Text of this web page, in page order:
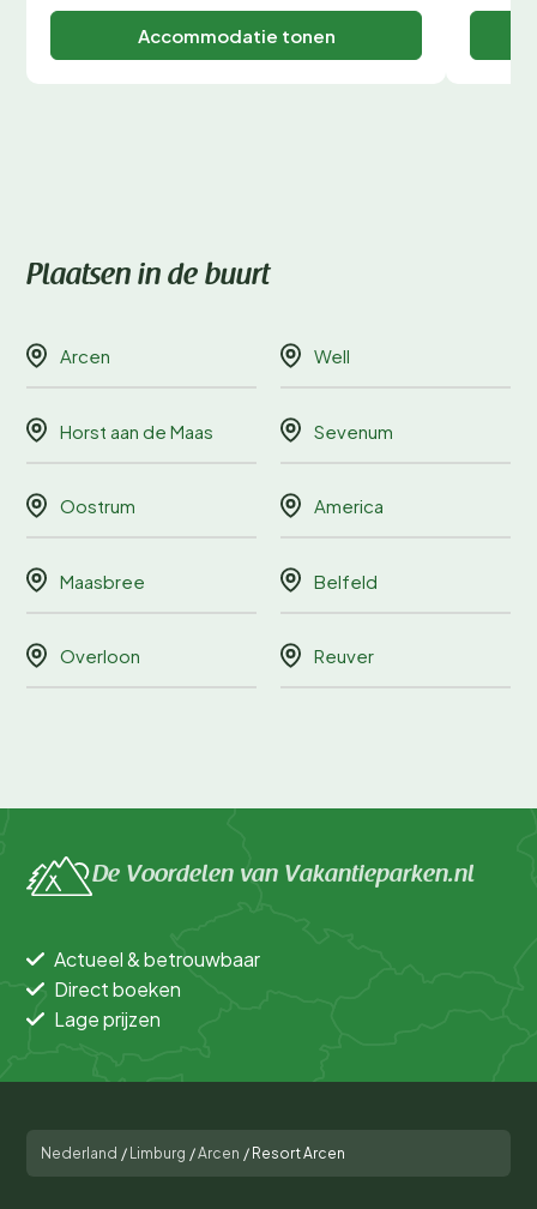
Accommodatie tonen
Plaatsen in de buurt
Arcen Well
Horst aan de Maas Sevenum
Oostrum America
Maasbree Belfeld
Overloon Reuver
De Voordelen van Vakantieparken.nl
Actueel & betrouwbaar
Direct boeken
Lage prijzen
Nederland / Limburg /Arcen / Resort Arcen